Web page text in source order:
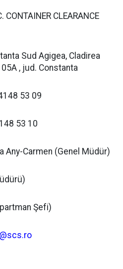
CLEARANCE
Sud Agigea, Cladirea
, jud. Constanta
53 09
53 10
Carmen (Genel Müdür)
Şefi)